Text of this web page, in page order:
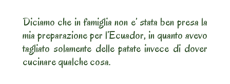
Diciamo che in famiglia non e’ stata ben presa la
mia preparazione per l’Ecuador, in quanto avevo
tagliato solamente delle patate invece di dover
cucinare qualche cosa.